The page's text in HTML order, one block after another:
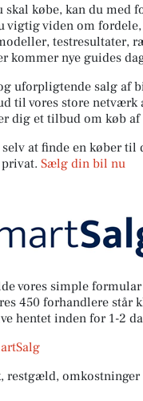
købe, kan du med
vigtig viden om
testresultater,
kommer nye guides
uforpligtende salg af
til vores store
dig et tilbud om køb
at finde en køber
Sælg din bil nu
vores simple
450 forhandlere står
hentet inden for 1-2
omkostninger